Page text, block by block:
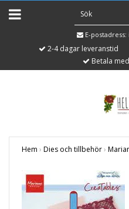
E-postadress:
2-4 dagar leveranstid
Betala
Hem › Dies och tillbehör›